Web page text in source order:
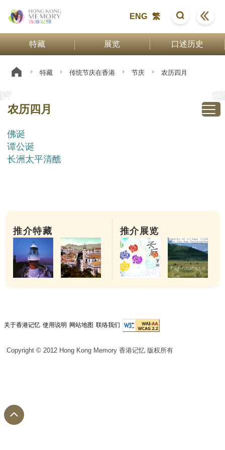
ENG 繁
特藏 展览 口述历史
特藏 传统节庆在香港 节庆 农历四月
农历四月
佛诞
谭公诞
长洲太平清醮
推介特藏 推介展览
关于香港记忆 使用说明 网站地图 联络我们
Copyright © 2012 Hong Kong Memory 香港记忆 版权所有